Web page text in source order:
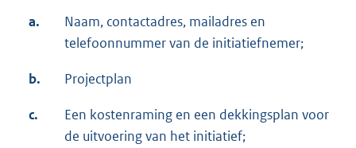
a.
Naam, contactadres, mailadres en
telefoonnummer van de initiatiefnemer;
b. Projectplan
c.
Een kostenraming en een dekkingsplan voor
de uitvoering van het initiatief;